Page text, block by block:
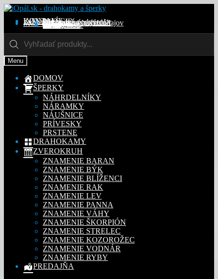
Preskočiť
navigáciu
Preskočiť
obsah
KONTAKT
INFORMÁCIE
Obchodné podmienky
Reklamačný poriadok
Ochrana osobných údajov
MÔJ ÚČETObjednávky
Adresy
Detaily účtu
Na stiahnutie
search
Menu
DOMOV
ŠPERKY
NÁHRDELNÍKY
NÁRAMKY
NÁUŠNICE
PRÍVESKY
PRSTENE
DRAHOKAMY
ZVEROKRUH
ZNAMENIE BARAN
ZNAMENIE BÝK
ZNAMENIE BLÍŽENCI
ZNAMENIE RAK
ZNAMENIE LEV
ZNAMENIE PANNA
ZNAMENIE VÁHY
ZNAMENIE ŠKORPIÓN
ZNAMENIE STRELEC
ZNAMENIE KOZOROŽEC
ZNAMENIE VODNÁR
ZNAMENIE RYBY
PREDAJŇA